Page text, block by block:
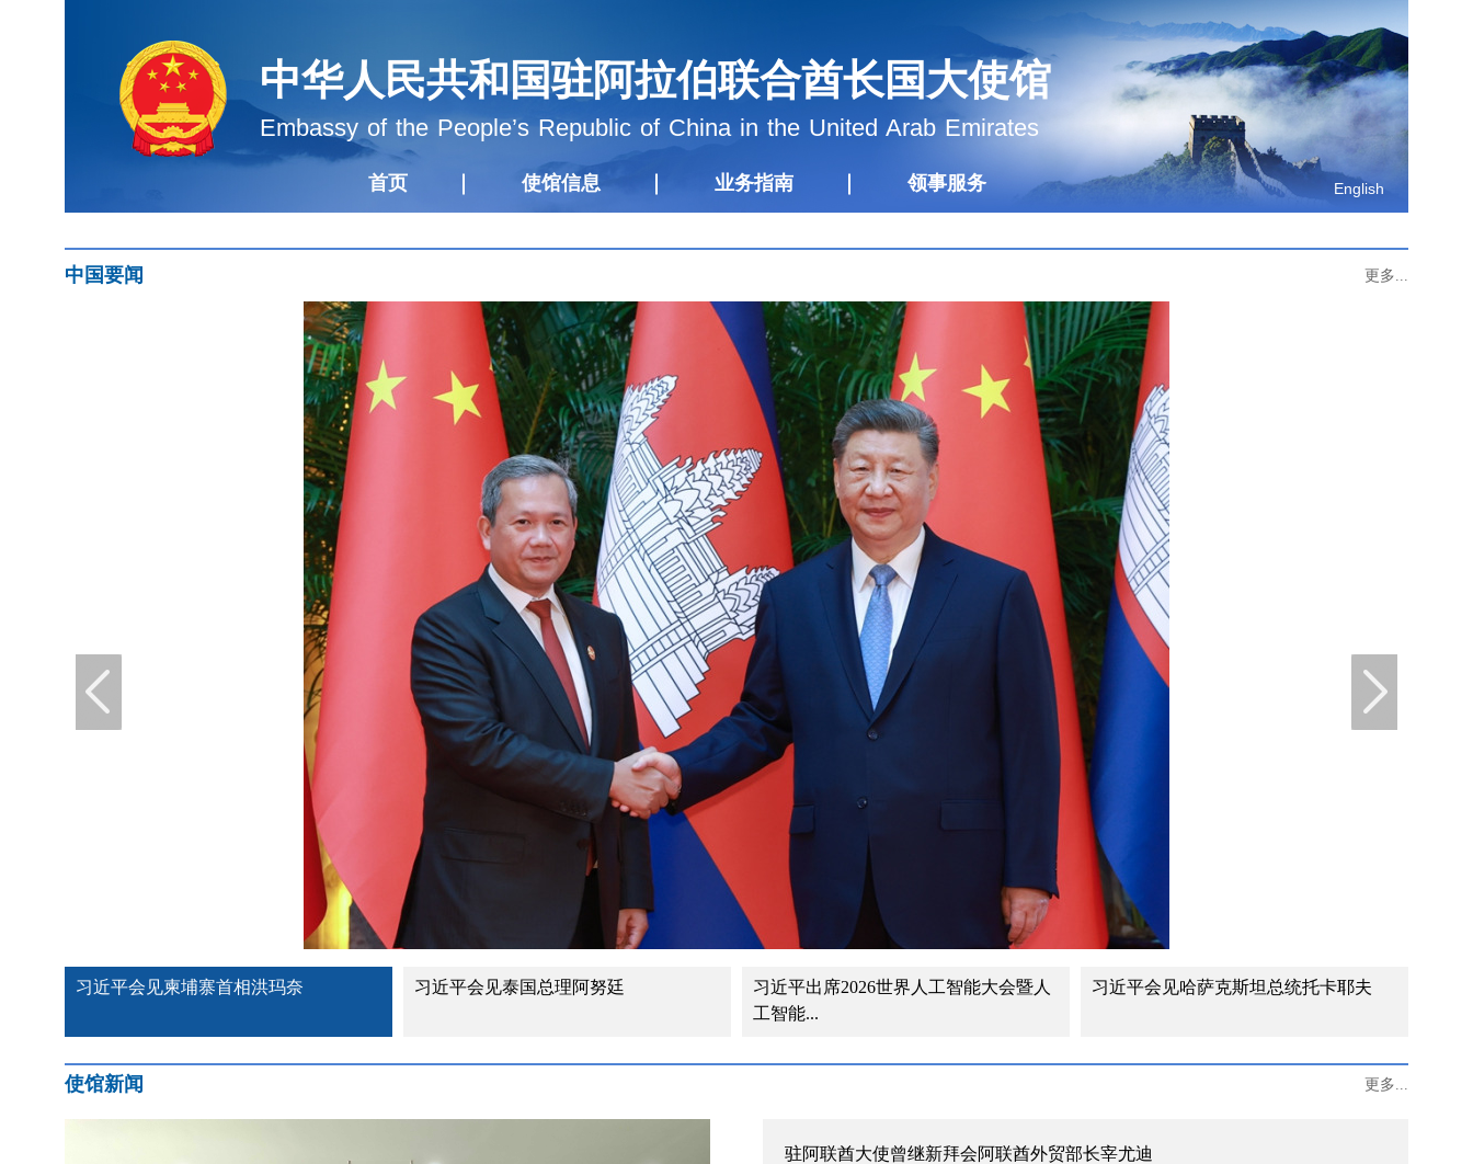
中华人民共和国驻阿拉伯联合酋长国大使馆
Embassy of the People’s Republic of China in the United Arab Emirates
首页 使馆信息 业务指南 领事服务 English
中国要闻 更多...
习近平会见柬埔寨首相洪玛奈 习近平会见泰国总理阿努廷
习近平出席2026世界人工智能大会暨人
工智能...
习近平会见哈萨克斯坦总统托卡耶夫
使馆新闻 更多...
驻阿联酋大使曾继新在阿主流媒体发表署名文章《团结是强国之本》
驻阿联酋大使曾继新拜会阿联酋外贸部长宰尤迪